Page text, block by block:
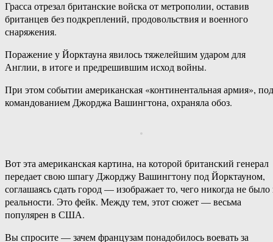
Грасса отрезал британские войска от метрополии, оставив
британцев без подкреплений, продовольствия и военного
снаряжения.
Поражение у Йорктауна явилось тяжелейшим ударом для
Англии, в итоге и предрешившим исход войны.
При этом событии американская «континентальная армия», под
командованием Джорджа Вашингтона, охраняла обоз.
Вот эта американская картина, на которой британский генерал
передает свою шпагу Джорджу Вашингтону под Йорктауном,
соглашаясь сдать город — изображает то, чего никогда не было
реальности. Это фейк. Между тем, этот сюжет — весьма
популярен в США.
Вы спросите — зачем французам понадобилось воевать за